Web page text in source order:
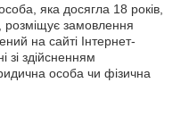
яка досягла 18 років,
розміщує замовлення
на сайті Інтернет-
зі здійсненням
особа чи фізична